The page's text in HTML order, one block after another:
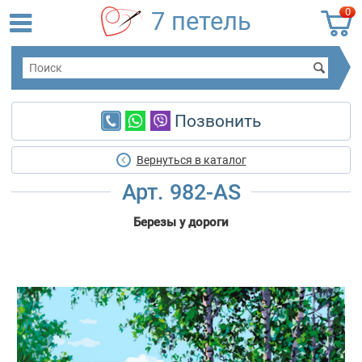
0
7 петель
Позвонить
Вернуться в каталог
Арт. 982-AS
Березы у дороги